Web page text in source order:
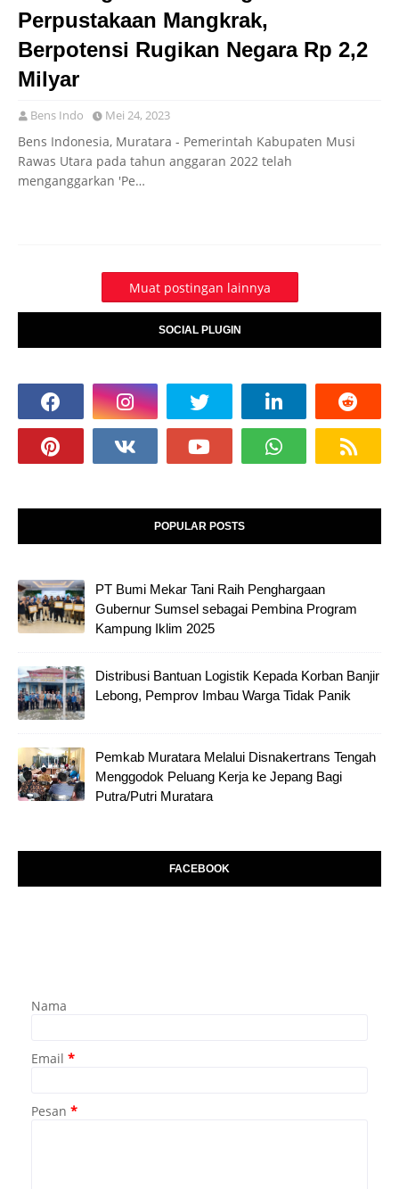
Perpustakaan Mangkrak,
Berpotensi Rugikan Negara Rp 2,2
Milyar
Bens Indo Mei 24, 2023
Bens Indonesia, Muratara - Pemerintah Kabupaten Musi
Rawas Utara pada tahun anggaran 2022 telah
menganggarkan 'Pe…
Muat postingan lainnya
SOCIAL PLUGIN
POPULAR POSTS
PT Bumi Mekar Tani Raih Penghargaan
Gubernur Sumsel sebagai Pembina Program
Kampung Iklim 2025
Distribusi Bantuan Logistik Kepada Korban Banjir
Lebong, Pemprov Imbau Warga Tidak Panik
Pemkab Muratara Melalui Disnakertrans Tengah
Menggodok Peluang Kerja ke Jepang Bagi
Putra/Putri Muratara
FACEBOOK
Nama
Email *
Pesan *